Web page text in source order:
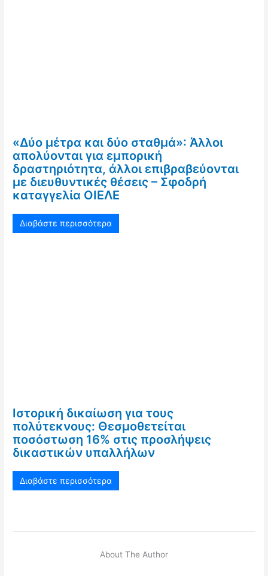
«Δύο μέτρα και δύο σταθμά»: Άλλοι
απολύονται για εμπορική
δραστηριότητα, άλλοι επιβραβεύονται
με διευθυντικές θέσεις – Σφοδρή
καταγγελία ΟΙΕΛΕ
Διαβάστε περισσότερα
Ιστορική δικαίωση για τους
πολύτεκνους: Θεσμοθετείται
ποσόστωση 16% στις προσλήψεις
δικαστικών υπαλλήλων
Διαβάστε περισσότερα
About The Author